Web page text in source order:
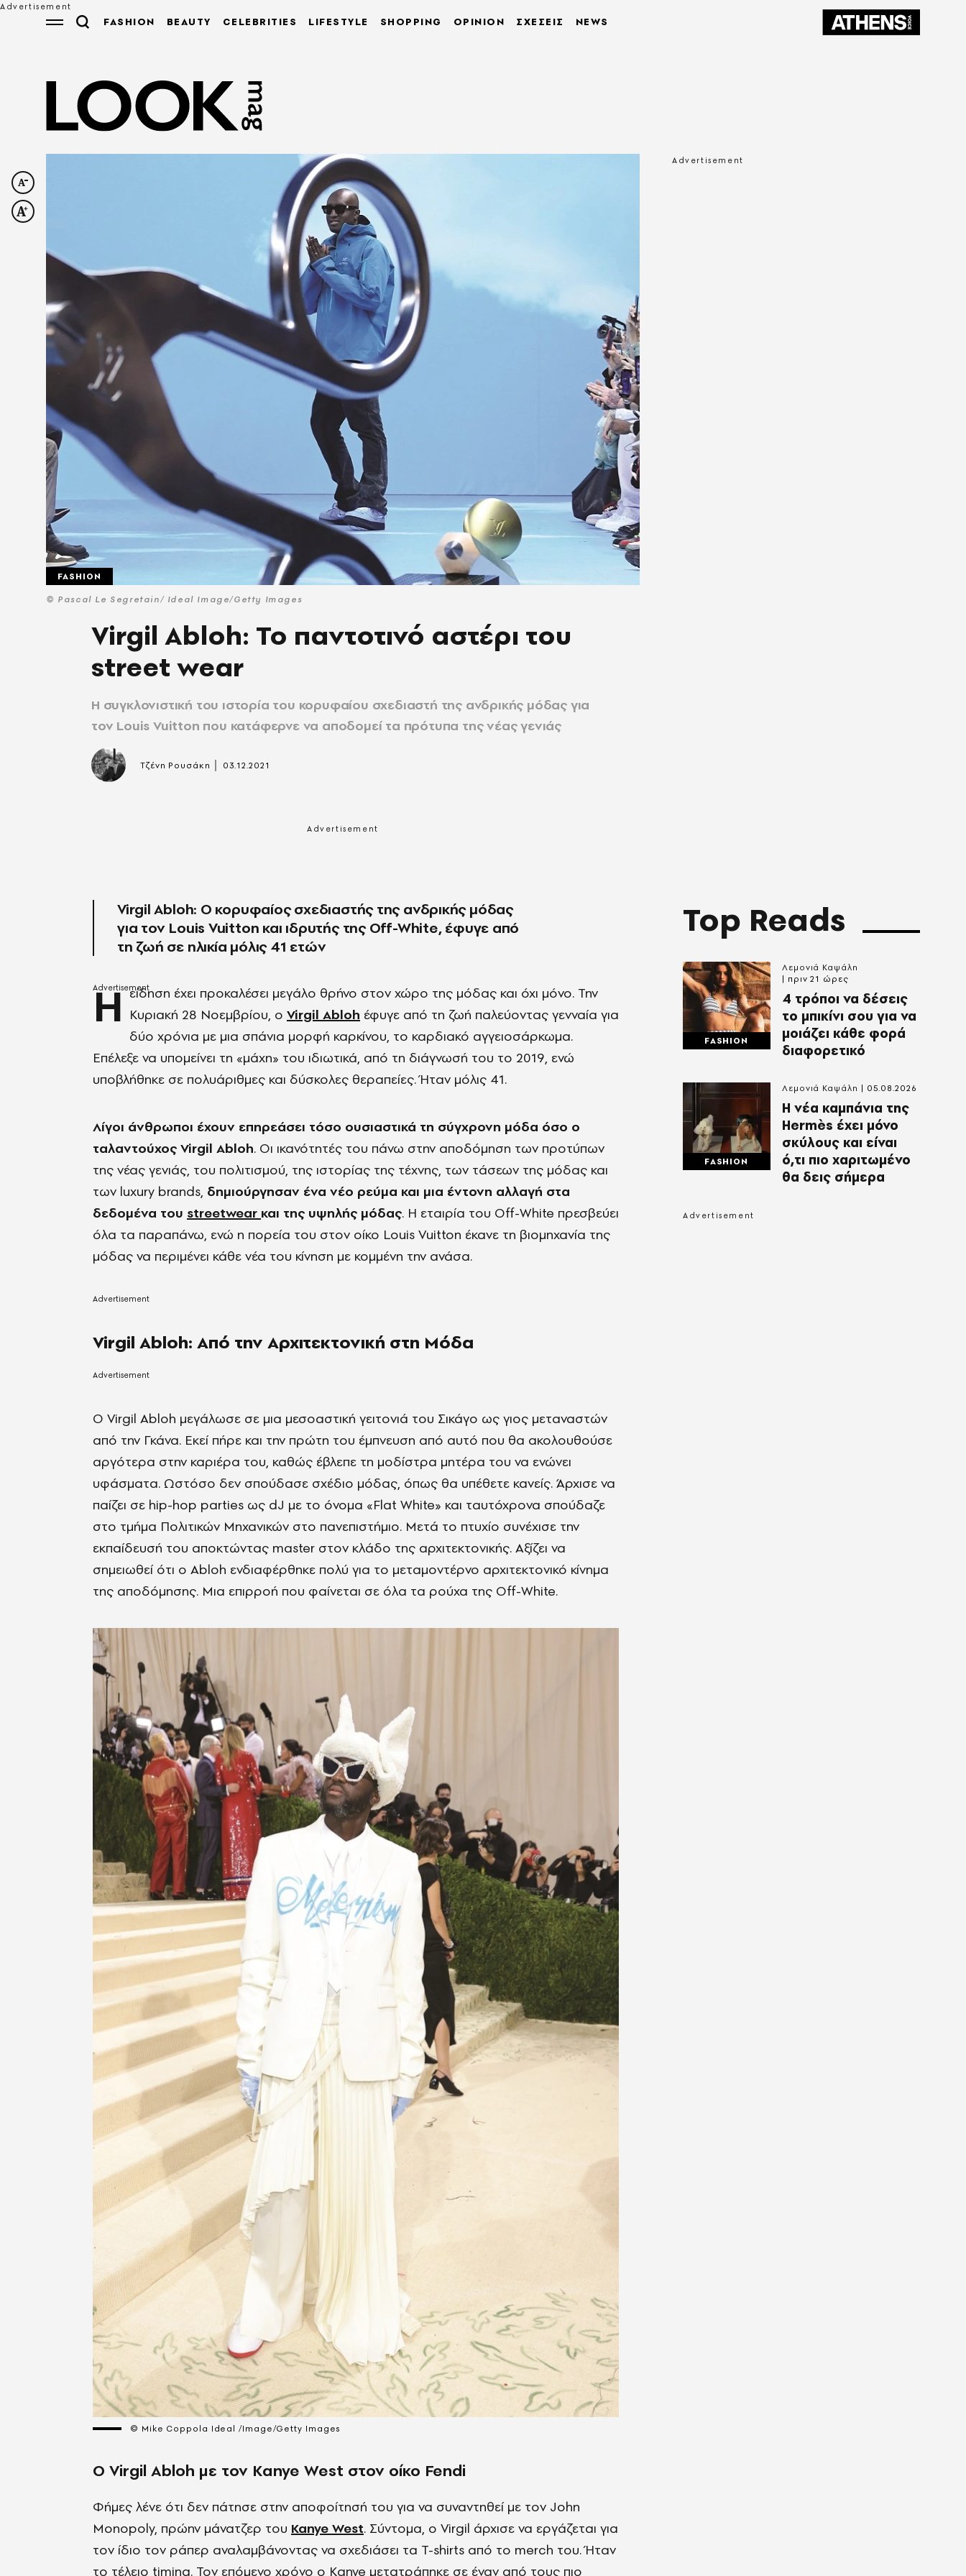
FASHION BEAUTY CELEBRITIES LIFESTYLE SHOPPING OPINION ΣΧΕΣΕΙΣ NEWS
© Pascal Le Segretain/ Ideal Image/Getty Images
FASHION
Virgil Abloh: Το παντοτινό αστέρι του
street wear
Η συγκλονιστική του ιστορία του κορυφαίου σχεδιαστή της ανδρικής μόδας για
τον Louis Vuitton που κατάφερνε να αποδομεί τα πρότυπα της νέας γενιάς
Τζένη Ρουσάκη 03.12.2021
Virgil Abloh: Ο κορυφαίος σχεδιαστής της ανδρικής μόδας
για τον Louis Vuitton και ιδρυτής της Off-White, έφυγε από
τη ζωή σε ηλικία μόλις 41 ετών
H είδηση έχει προκαλέσει μεγάλο θρήνο στον χώρο της μόδας και όχι μόνο. Την
Κυριακή 28 Νοεμβρίου, ο Virgil Abloh έφυγε από τη ζωή παλεύοντας γενναία για
δύο χρόνια με μια σπάνια μορφή καρκίνου, το καρδιακό αγγειοσάρκωμα.
Επέλεξε να υπομείνει τη «μάχη» του ιδιωτικά, από τη διάγνωσή του το 2019, ενώ
υποβλήθηκε σε πολυάριθμες και δύσκολες θεραπείες. Ήταν μόλις 41.
Λίγοι άνθρωποι έχουν επηρεάσει τόσο ουσιαστικά τη σύγχρονη μόδα όσο ο
ταλαντούχος Virgil Abloh. Οι ικανότητές του πάνω στην αποδόμηση των προτύπων
της νέας γενιάς, του πολιτισμού, της ιστορίας της τέχνης, των τάσεων της μόδας και
των luxury brands, δημιούργησαν ένα νέο ρεύμα και μια έντονη αλλαγή στα
δεδομένα του streetwear και της υψηλής μόδας. Η εταιρία του Off-White πρεσβεύει
όλα τα παραπάνω, ενώ η πορεία του στον οίκο Louis Vuitton έκανε τη βιομηχανία της
μόδας να περιμένει κάθε νέα του κίνηση με κομμένη την ανάσα.
Virgil Abloh: Από την Αρχιτεκτονική στη Μόδα
Ο Virgil Abloh μεγάλωσε σε μια μεσοαστική γειτονιά του Σικάγο ως γιος μεταναστών
από την Γκάνα. Εκεί πήρε και την πρώτη του έμπνευση από αυτό που θα ακολουθούσε
αργότερα στην καριέρα του, καθώς έβλεπε τη μοδίστρα μητέρα του να ενώνει
υφάσματα. Ωστόσο δεν σπούδασε σχέδιο μόδας, όπως θα υπέθετε κανείς. Άρχισε να
παίζει σε hip-hop parties ως dJ με το όνομα «Flat White» και ταυτόχρονα σπούδαζε
στο τμήμα Πολιτικών Μηχανικών στο πανεπιστήμιο. Μετά το πτυχίο συνέχισε την
εκπαίδευσή του αποκτώντας master στον κλάδο της αρχιτεκτονικής. Αξίζει να
σημειωθεί ότι ο Abloh ενδιαφέρθηκε πολύ για το μεταμοντέρνο αρχιτεκτονικό κίνημα
της αποδόμησης. Μια επιρροή που φαίνεται σε όλα τα ρούχα της Off-White.
© Mike Coppola Ideal /Image/Getty Images
Ο Virgil Abloh με τον Kanye West στον οίκο Fendi
Φήμες λένε ότι δεν πάτησε στην αποφοίτησή του για να συναντηθεί με τον John
Monopoly, πρώην μάνατζερ του Kanye West. Σύντομα, ο Virgil άρχισε να εργάζεται για
τον ίδιο τον ράπερ αναλαμβάνοντας να σχεδιάσει τα T-shirts από το merch του. Ήταν
το τέλειο timing. Τον επόμενο χρόνο ο Kanye μετατράπηκε σε έναν από τους πιο
Top Reads
FASHION
4 τρόποι να δέσεις
το μπικίνι σου για να
μοιάζει κάθε φορά
διαφορετικό
Λεμονιά Καψάλη
πριν 21 ώρες
FASHION
Η νέα καμπάνια της
Hermès έχει μόνο
σκύλους και είναι
ό,τι πιο χαριτωμένο
θα δεις σήμερα
Λεμονιά Καψάλη 05.08.2026